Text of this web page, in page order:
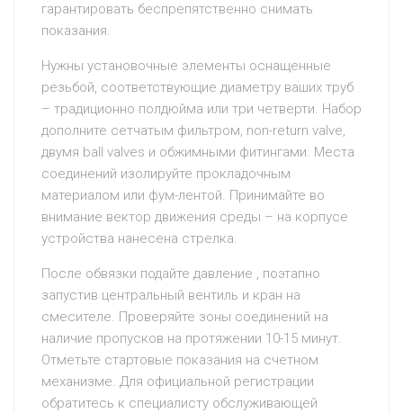
гарантировать беспрепятственно снимать
показания.
Нужны установочные элементы оснащенные
резьбой, соответствующие диаметру ваших труб
– традиционно полдюйма или три четверти. Набор
дополните сетчатым фильтром, non-return valve,
двумя ball valves и обжимными фитингами. Места
соединений изолируйте прокладочным
материалом или фум-лентой. Принимайте во
внимание вектор движения среды – на корпусе
устройства нанесена стрелка.
После обвязки подайте давление , поэтапно
запустив центральный вентиль и кран на
смесителе. Проверяйте зоны соединений на
наличие пропусков на протяжении 10-15 минут.
Отметьте стартовые показания на счетном
механизме. Для официальной регистрации
обратитесь к специалисту обслуживающей